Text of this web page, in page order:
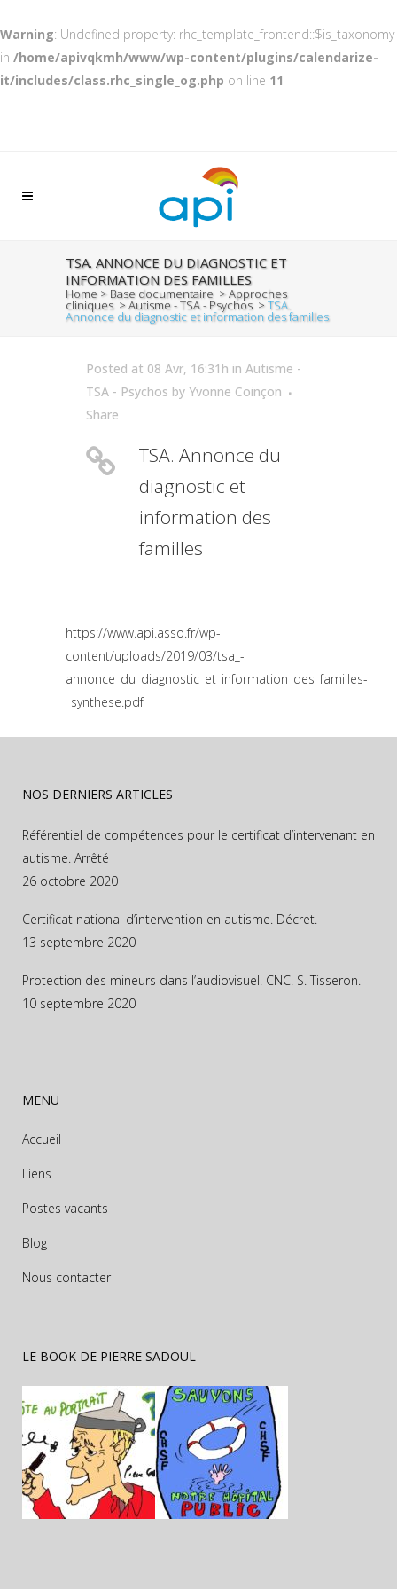
Warning: Undefined property: rhc_template_frontend::$is_taxonomy
in /home/apivqkmh/www/wp-content/plugins/calendarize-
it/includes/class.rhc_single_og.php on line 11
TSA. ANNONCE DU DIAGNOSTIC ET
INFORMATION DES FAMILLES
Home > Base documentaire >Approches
cliniques >Autisme - TSA - Psychos >TSA.
Annonce du diagnostic et information des familles
Posted at 08 Avr, 16:31h in Autisme -
TSA - Psychos by Yvonne Coinçon
Share
TSA. Annonce du
diagnostic et
information des
familles
https://www.api.asso.fr/wp-
content/uploads/2019/03/tsa_-
annonce_du_diagnostic_et_information_des_familles-
_synthese.pdf
NOS DERNIERS ARTICLES
Référentiel de compétences pour le certificat d’intervenant en
autisme. Arrêté
26 octobre 2020
Certificat national d’intervention en autisme. Décret.
13 septembre 2020
Protection des mineurs dans l’audiovisuel. CNC. S. Tisseron.
10 septembre 2020
MENU
Accueil
Liens
Postes vacants
Blog
Nous contacter
LE BOOK DE PIERRE SADOUL